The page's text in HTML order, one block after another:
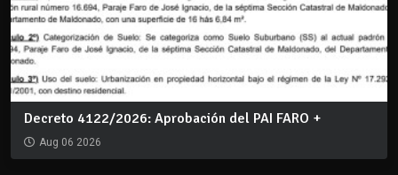
Decreto 4122/2026: Aprobación del PAI FARO +
Aug 06 2026